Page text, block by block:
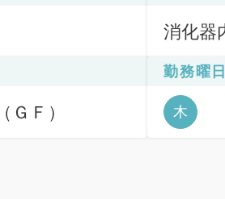
消化器
ＧＦ）
勤務曜日
木